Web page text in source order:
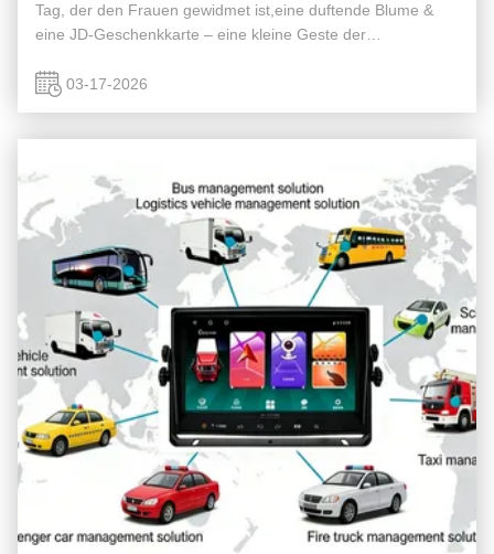
Tag, der den Frauen gewidmet ist,eine duftende Blume &
eine JD-Geschenkkarte – eine kleine Geste der
übermitteln. Jede Blume ist für das ...
03-17-2026